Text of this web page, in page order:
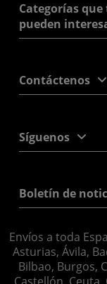
Categorías que
pueden
Contáctenos
Síguenos
Boletín de
Envíos a toda
Asturias, Ávila,
Bilbao, Burgos,
Castellón, Ceuta,